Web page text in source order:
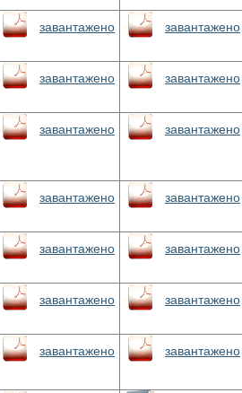
завантажено завантажено
завантажено завантажено
завантажено завантажено
завантажено завантажено
завантажено завантажено
завантажено завантажено
завантажено завантажено